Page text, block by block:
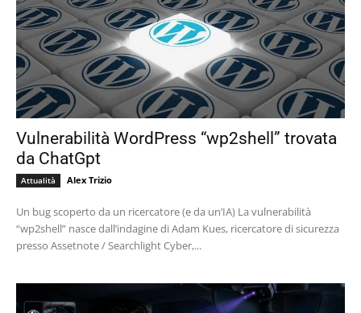
Vulnerabilità WordPress “wp2shell” trovata
da ChatGpt
Attualità Alex Trizio
Un bug scoperto da un ricercatore (e da un’IA) La vulnerabilità
“wp2shell” nasce dall’indagine di Adam Kues, ricercatore di sicurezza
presso Assetnote / Searchlight Cyber,...